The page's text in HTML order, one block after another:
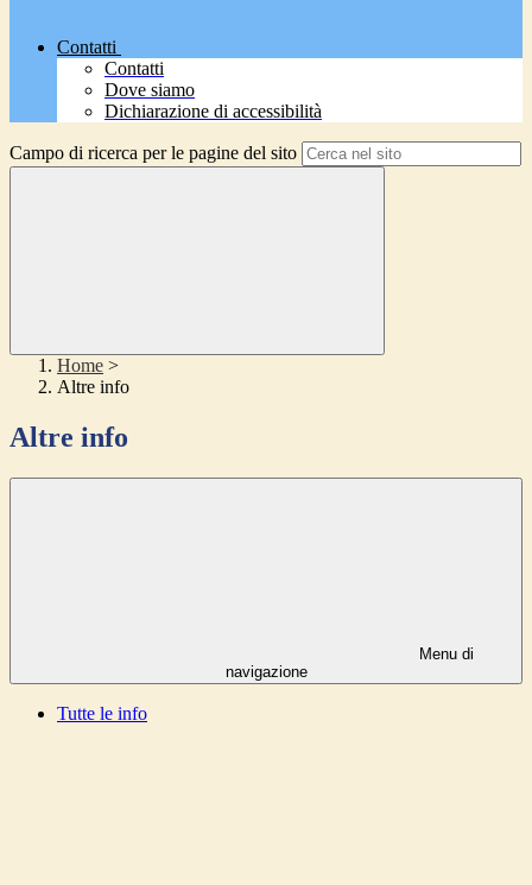
Contatti
Contatti
Dove siamo
Dichiarazione di accessibilità
Campo di ricerca per le pagine del sito
Home >
Altre info
Altre info
Menu di
navigazione
Tutte le info